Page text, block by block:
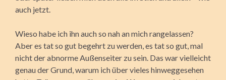
auch jetzt.
Wieso habe ich ihn auch so nah an mich rangelassen?
Aber es tat so gut begehrt zu werden, es tat so gut, mal
nicht der abnorme Außenseiter zu sein. Das war vielleicht
genau der Grund, warum ich über vieles hinweggesehen